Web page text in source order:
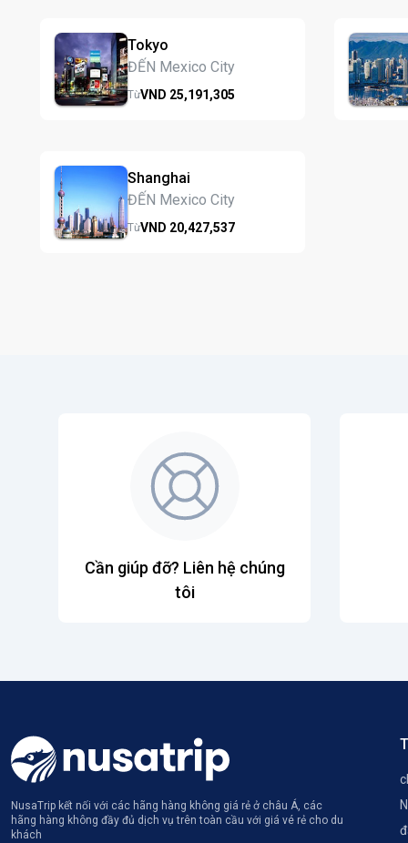
Tokyo
ĐẾN Mexico City
TừVND 25,191,305
Shanghai
ĐẾN Mexico City
TừVND 20,427,537
Cần giúp đỡ? Liên hệ chúng
tôi
NusaTrip kết nối với các hãng hàng không giá rẻ ở châu Á, các
hãng hàng không đầy đủ dịch vụ trên toàn cầu với giá vé rẻ cho du
khách